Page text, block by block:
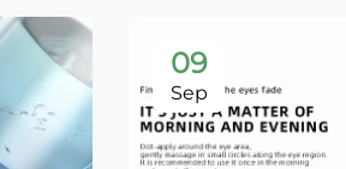
09
Sep